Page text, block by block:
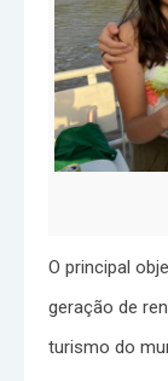
O principal
geração de
turismo do